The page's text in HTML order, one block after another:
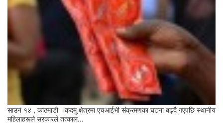
साउन १४ , काठमाडौ ।कदमु क्षेत्रमा एचआईभी संक्रमणका घटना बढ्दै गएपछि स्थानीय
महिलाहरूले सरकारले तत्काल...